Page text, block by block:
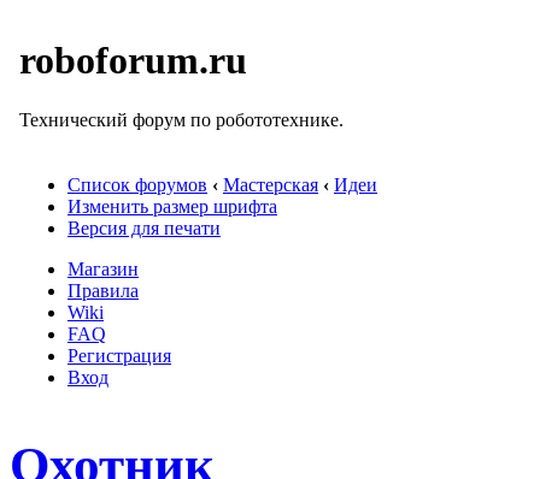
roboforum.ru
Технический форум по робототехнике.
Список форумов ‹ Мастерская ‹ Идеи
Изменить размер шрифта
Версия для печати
Магазин
Правила
Wiki
FAQ
Регистрация
Вход
Охотник